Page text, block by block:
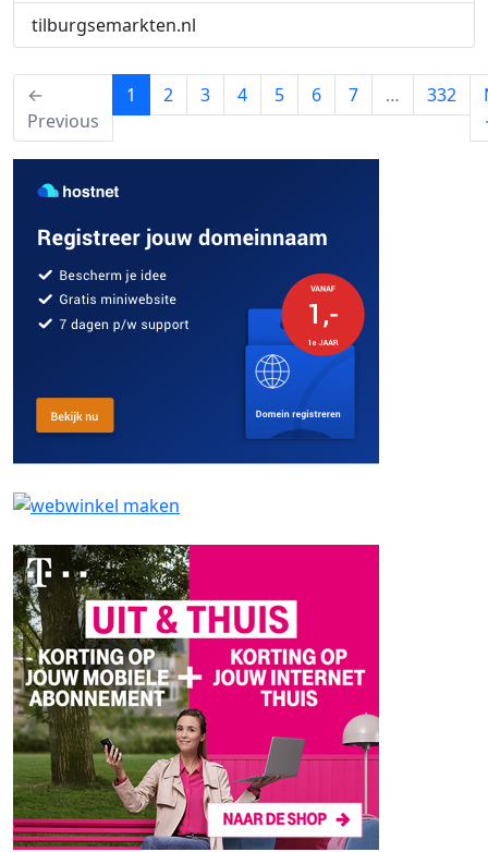
tilburgsemarkten.nl
←
Previous
1 (current)
2 3 4 5 6 7 … 332